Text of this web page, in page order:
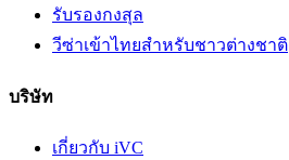
รับรองกงสุล
วีซ่าเข้าไทยสำหรับชาวต่างชาติ
บริษัท
เกี่ยวกับ iVC